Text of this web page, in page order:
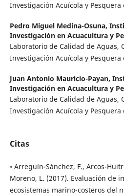
Investigación Acuícola y Pesquera
Pedro Miguel Medina-Osuna,
Investigación en Acuacultura y
Laboratorio de Calidad de Aguas,
Investigación Acuícola y Pesquera
Juan Antonio Mauricio-Payan,
Investigación en Acuacultura y
Laboratorio de Calidad de Aguas,
Investigación Acuícola y Pesquera
Citas
• Arreguín-Sánchez, F., Arcos-
Moreno, L. (2017). Evaluación de
ecosistemas marino-costeros del